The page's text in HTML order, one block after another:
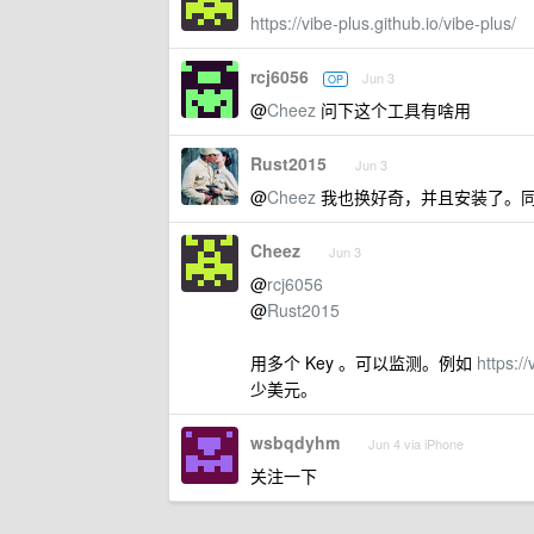
https://vibe-plus.github.io/vibe-plus/
rcj6056 OP Jun 3
@Cheez 问下这个工具有啥用
Rust2015 Jun 3
@Cheez 我也换好奇，并且安装了。
Cheez Jun 3
@rcj6056
@Rust2015
用多个 Key 。可以监测。例如 https://
少美元。
wsbqdyhm Jun 4 via iPhone
关注一下